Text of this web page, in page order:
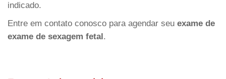
indicado.
Entre em contato conosco para agendar seu exame de
exame de sexagem fetal .